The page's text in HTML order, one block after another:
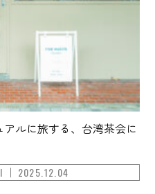
アルに旅する、台湾茶会に
2025.12.04